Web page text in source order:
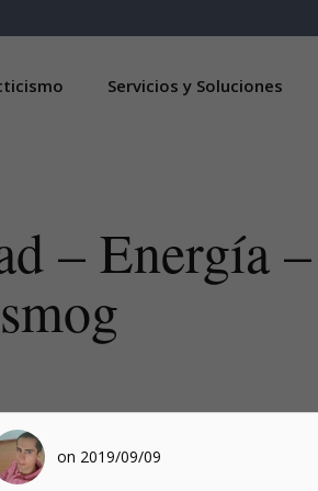
Servicios y Soluciones
– Energía
on 2019/09/09